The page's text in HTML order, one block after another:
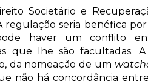
Societário e
regulação seria benéfica
haver um conflito
que lhe são facultadas.
da nomeação de um
não há concordância